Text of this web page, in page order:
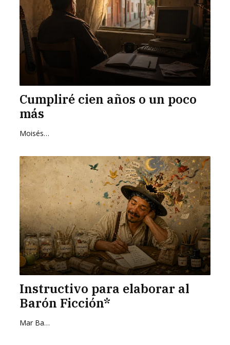
Cumpliré cien años o un poco
más
Moisés Zurita Zafra
Instructivo para elaborar al
Barón Ficción*
Mar Barrientos